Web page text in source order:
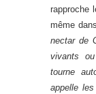
rapproche
même
nectar de
vivants
tourne
appelle